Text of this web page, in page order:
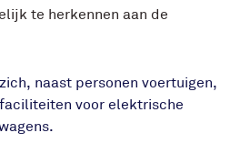
te herkennen aan de
naast personen voertuigen,
voor elektrische